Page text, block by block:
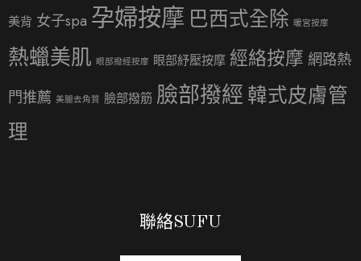
美背 女子spa 孕婦按摩 巴西式全除 暖宮按摩
熱蠟美肌 眼部撥經按摩 眼部紓壓按摩 經絡按摩 網路熱
門推薦 美腿去角質 臉部撥筋 臉部撥經 韓式皮膚管
理
聯絡SUFU